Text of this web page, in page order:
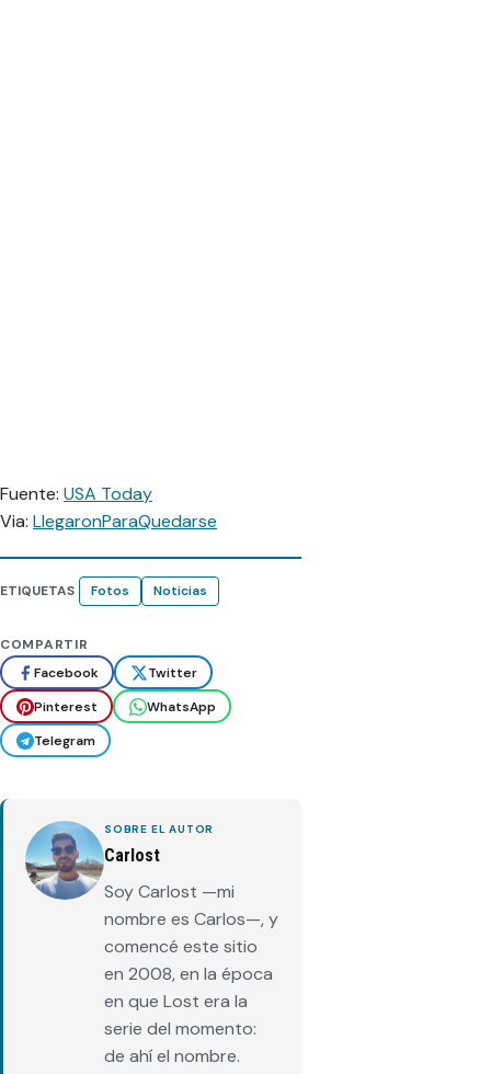
Fuente: USA Today
Via: LlegaronParaQuedarse
ETIQUETAS Fotos Noticias
COMPARTIR
Facebook
Twitter
Pinterest
WhatsApp
Telegram
SOBRE EL AUTOR
Carlost
Soy Carlost —mi
nombre es Carlos—, y
comencé este sitio
en 2008, en la época
en que Lost era la
serie del momento:
de ahí el nombre.